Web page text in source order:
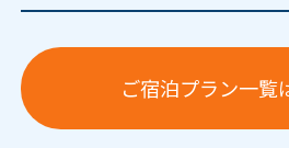
ご宿泊プラン一覧